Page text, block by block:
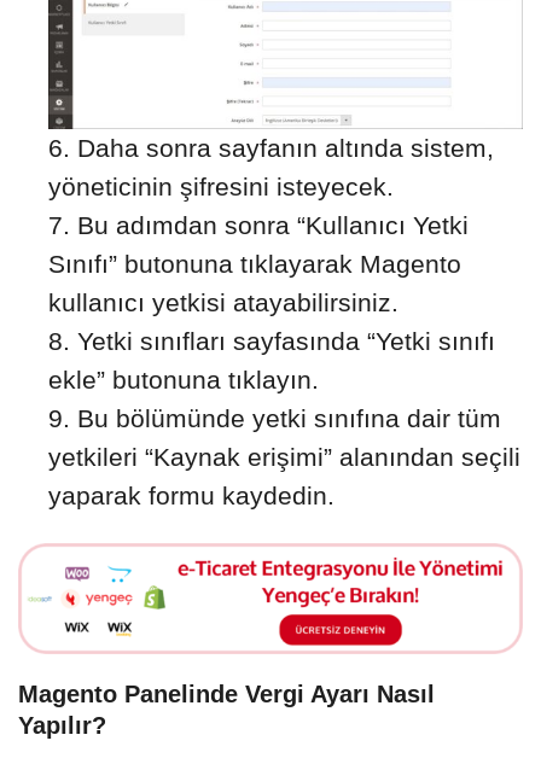
Daha sonra sayfanın altında sistem,
yöneticinin şifresini isteyecek.
Bu adımdan sonra “Kullanıcı Yetki
Sınıfı” butonuna tıklayarak Magento
kullanıcı yetkisi atayabilirsiniz.
Yetki sınıfları sayfasında “Yetki sınıfı
ekle” butonuna tıklayın.
Bu bölümünde yetki sınıfına dair tüm
yetkileri “Kaynak erişimi” alanından seçili
yaparak formu kaydedin.
Magento Panelinde Vergi Ayarı Nasıl
Yapılır?